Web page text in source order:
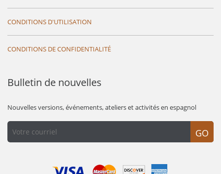
CONDITIONS D'UTILISATION
CONDITIONS DE CONFIDENTIALITÉ
Bulletin de nouvelles
Nouvelles versions, événements, ateliers et activités en espagnol
GO